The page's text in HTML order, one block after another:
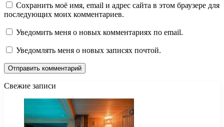
Сохранить моё имя, email и адрес сайта в этом браузере для
последующих моих комментариев.
Уведомить меня о новых комментариях по email.
Уведомлять меня о новых записях почтой.
Свежие записи